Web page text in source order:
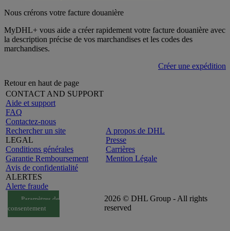
Nous crérons votre facture douanière
MyDHL+ vous aide a créer rapidement votre facture douanière avec
la description précise de vos marchandises et les codes des
marchandises.
Créer une expédition
Retour en haut de page
CONTACT AND SUPPORT
Aide et support
FAQ
Contactez-nous
Rechercher un site
LEGAL
Conditions générales
Garantie Remboursement
Avis de confidentialité
ALERTES
Alerte fraude
A propos de DHL
Presse
Carrières
Mention Légale
Paramètres de
consentement
2026 © DHL Group - All rights
reserved